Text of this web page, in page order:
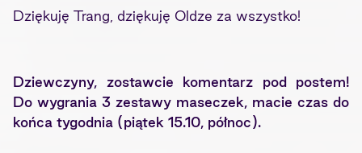
Dziękuję Trang, dziękuję Oldze za wszystko!
Dziewczyny, zostawcie komentarz pod postem!
Do wygrania 3 zestawy maseczek, macie czas do
końca tygodnia (piątek 15.10, północ).